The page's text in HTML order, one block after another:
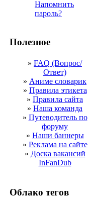
Напомнить
пароль?
Полезное
» FAQ (Вопрос/
Ответ)
» Аниме словарик
» Правила этикета
» Правила сайта
» Наша команда
» Путеводитель по
форуму
» Наши баннеры
» Реклама на сайте
» Доска вакансий
InFanDub
Облако тегов